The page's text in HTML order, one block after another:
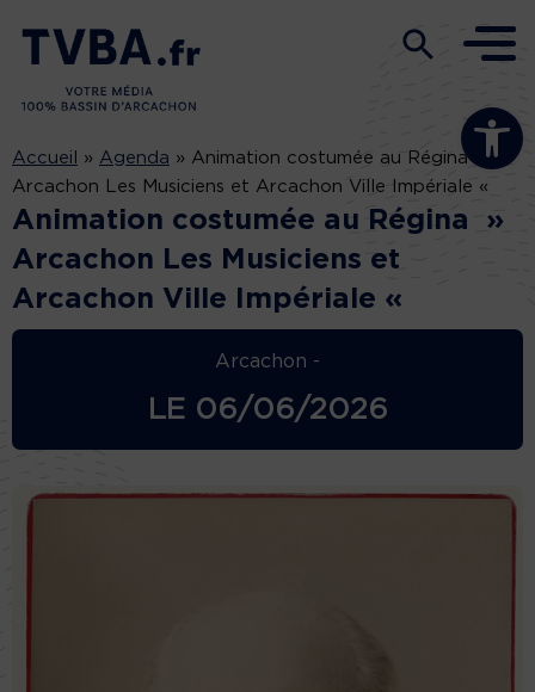
Ouvrir la
Accueil » Agenda » Animation costumée au Régina »
Arcachon Les Musiciens et Arcachon Ville Impériale «
Animation costumée au Régina »
Arcachon Les Musiciens et
Arcachon Ville Impériale «
Arcachon -
LE 06/06/2026